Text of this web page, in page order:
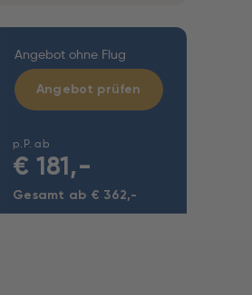
Angebot ohne Flug
p.P. ab
€ 181,-
Gesamt ab € 362,-
Angebot prüfen